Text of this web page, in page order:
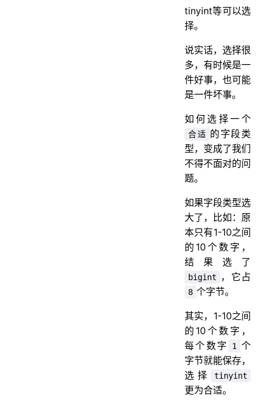
tinyint等可以选
择。
说实话，选择很
多，有时候是一
件好事，也可能
是一件坏事。
如何选择一个
合适 的字段类
型，变成了我们
不得不面对的问
题。
如果字段类型选
大了，比如：原
本只有1-10之间
的10个数字，
结果选了
bigint ，它占
8 个字节。
其实，1-10之间
的10个数字，
每个数字
1 个
字节就能保存，
选择
tinyint
更为合适。